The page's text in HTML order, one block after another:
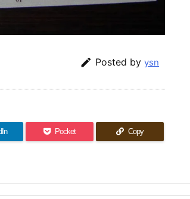
 Posted by ysn
Pocket Copy